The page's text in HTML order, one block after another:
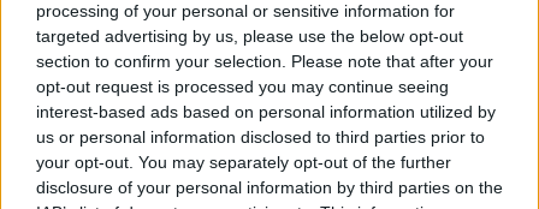
processing of your personal or sensitive information for
targeted advertising by us, please use the below opt-out
section to confirm your selection. Please note that after your
opt-out request is processed you may continue seeing
interest-based ads based on personal information utilized by
us or personal information disclosed to third parties prior to
your opt-out. You may separately opt-out of the further
disclosure of your personal information by third parties on the
ΣΤΗΝ ΙΔΙΑ ΚΑΤΗΓΟΡΙΑ
Αριελ Κωνσταντινίδη: Τώρα
ασχολούνται με το δέρμα μου,
δεν πρόκειται να κρύβομαι
ΣΉΜΕΡΑ
Δεν με αγγίζει, έχω ροδόχρου ακμή, η